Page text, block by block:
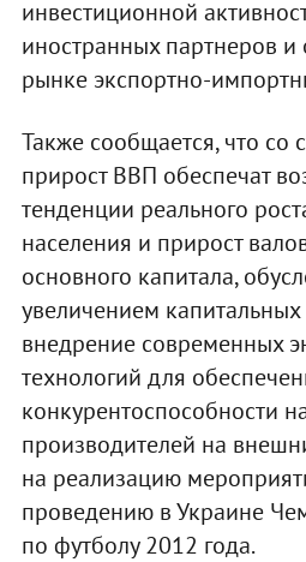
инвестиционной
иностранных партнеров
рынке экспортно-
Также сообщается, что со
прирост ВВП обеспечат
тенденции реального
населения и прирост
основного капитала,
увеличением
внедрение современных
технологий для
конкурентоспособности
производителей на
на реализацию
проведению в Украине
по футболу 2012 года.